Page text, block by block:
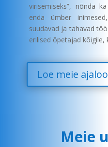
virisemiseks”, nõnda
enda ümber
suudavad ja tahavad
erilised õpetajad kõigile,
Loe meie
Meie